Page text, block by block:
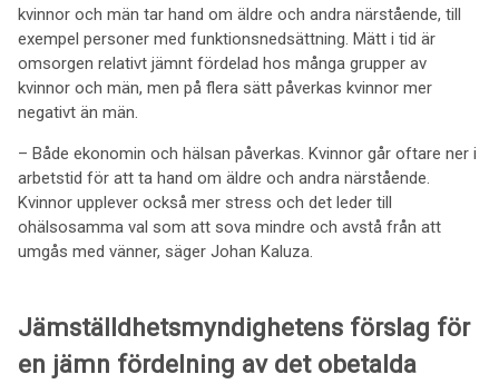
kvinnor och män tar hand om äldre och andra närstående, till
exempel personer med funktionsnedsättning. Mätt i tid är
omsorgen relativt jämnt fördelad hos många grupper av
kvinnor och män, men på flera sätt påverkas kvinnor mer
negativt än män.
– Både ekonomin och hälsan påverkas. Kvinnor går oftare ner i
arbetstid för att ta hand om äldre och andra närstående.
Kvinnor upplever också mer stress och det leder till
ohälsosamma val som att sova mindre och avstå från att
umgås med vänner, säger Johan Kaluza.
Jämställdhetsmyndighetens förslag för
en jämn fördelning av det obetalda